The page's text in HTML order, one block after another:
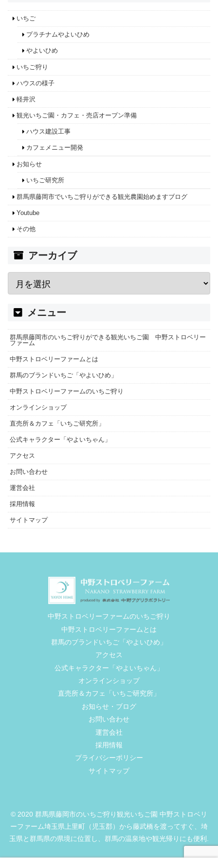
いちご
プラチナムやよいひめ
やよいひめ
いちご狩り
ハウスの様子
軽井沢
観光いちご園・カフェ・売店オープン準備
ハウス建設工事
カフェメニュー開発
お知らせ
いちご研究所
群馬県藤岡市でいちご狩りができる観光農園始めますブログ
Youtube
その他
アーカイブ
メニュー
群馬県藤岡市のいちご狩りができる観光いちご園 中野ストロベリー
ファーム
中野ストロベリーファームとは
群馬のブランドいちご「やよいひめ」
中野ストロベリーファームのいちご狩り
オンラインショップ
直売所＆カフェ「いちご研究所」
公式キャラクター「やよいちゃん」
アクセス
お問い合わせ
運営会社
採用情報
サイトマップ
中野ストロベリーファームのいちご狩り
中野ストロベリーファームとは
群馬のブランドいちご「やよいひめ」
アクセス
公式キャラクター「やよいちゃん」
オンラインショップ
直売所＆カフェ「いちご研究所」
お知らせ・ブログ
お問い合わせ
運営会社
採用情報
プライバシーポリシー
サイトマップ
© 2020 群馬県藤岡市のいちご狩り観光いちご園 中野ストロベリ
ーファーム埼玉県上里町（児玉郡）から藤武橋を渡ってすぐ、埼
玉県と群馬県の県境に位置し、群馬の温泉地や観光帰りにも便利.